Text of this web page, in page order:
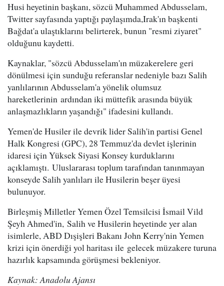
Husi heyetinin başkanı, sözcü Muhammed Abdusselam,
Twitter sayfasında yaptığı paylaşımda,Irak'ın başkenti
Bağdat'a ulaştıklarını belirterek, bunun "resmi ziyaret"
olduğunu kaydetti.
Kaynaklar, "sözcü Abdusselam'ın müzakerelere geri
dönülmesi için sunduğu referanslar nedeniyle bazı Salih
yanlılarının Abdusselam'a yönelik olumsuz
hareketlerinin ardından iki müttefik arasında büyük
anlaşmazlıkların yaşandığı" ifadesini kullandı.
Yemen'de Husiler ile devrik lider Salih'in partisi Genel
Halk Kongresi (GPC), 28 Temmuz'da devlet işlerinin
idaresi için Yüksek Siyasi Konsey kurduklarını
açıklamıştı. Uluslararası toplum tarafından tanınmayan
konseyde Salih yanlıları ile Husilerin beşer üyesi
bulunuyor.
Birleşmiş Milletler Yemen Özel Temsilcisi İsmail Vild
Şeyh Ahmed'in, Salih ve Husilerin heyetinde yer alan
isimlerle, ABD Dışişleri Bakanı John Kerry'nin Yemen
krizi için önerdiği yol haritası ile gelecek müzakere turuna
hazırlık kapsamında görüşmesi bekleniyor.
Kaynak: Anadolu Ajansı